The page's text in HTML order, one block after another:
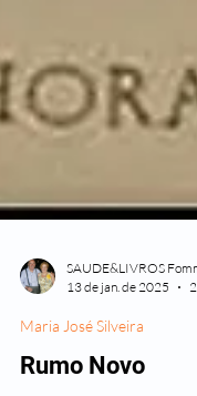
SAUDE&LIVROS Fomm
13 de jan. de 2025
Maria José Silveira